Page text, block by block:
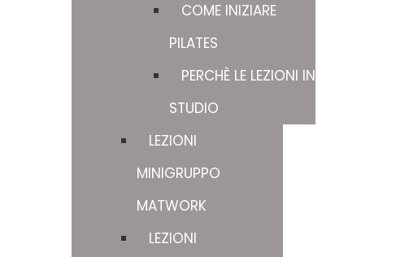
COME INIZIARE
PILATES
PERCHÈ LE LEZIONI IN
STUDIO
LEZIONI
MINIGRUPPO
MATWORK
LEZIONI